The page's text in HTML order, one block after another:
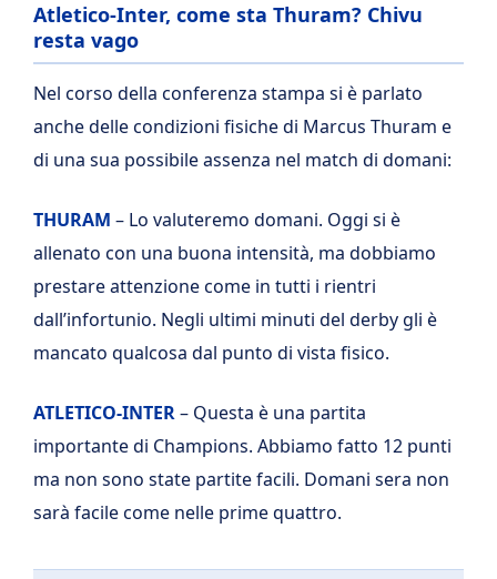
Atletico-Inter, come sta Thuram? Chivu
resta vago
Nel corso della conferenza stampa si è parlato
anche delle condizioni fisiche di Marcus Thuram e
di una sua possibile assenza nel match di domani:
THURAM – Lo valuteremo domani. Oggi si è
allenato con una buona intensità, ma dobbiamo
prestare attenzione come in tutti i rientri
dall’infortunio. Negli ultimi minuti del derby gli è
mancato qualcosa dal punto di vista fisico.
ATLETICO-INTER– Questa è una partita
importante di Champions. Abbiamo fatto 12 punti
ma non sono state partite facili. Domani sera non
sarà facile come nelle prime quattro.